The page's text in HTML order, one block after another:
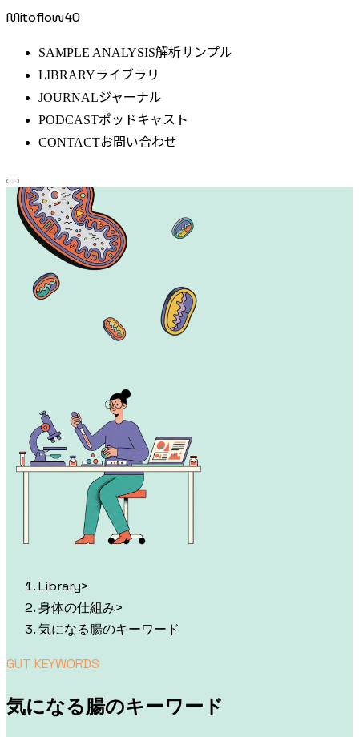
Mitoflow40
SAMPLE ANALYSIS解析サンプル
LIBRARYライブラリ
JOURNALジャーナル
PODCASTポッドキャスト
CONTACTお問い合わせ
Library>
身体の仕組み>
気になる腸のキーワード
GUT KEYWORDS
気になる腸のキーワード